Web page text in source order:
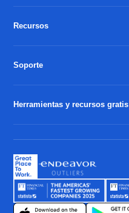
Recursos
Soporte
Herramientas y recursos gratis